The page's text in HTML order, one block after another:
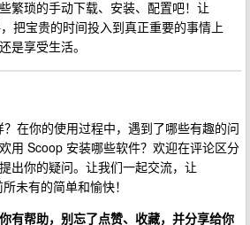
琐的手动下载、安装、配置吧！让
把宝贵的时间投入到真正重要的事情上
享受生活。
在你的使用过程中，遇到了哪些有趣的问
用 Scoop 安装哪些软件？欢迎在评论区分
出你的疑问。让我们一起交流，让
未有的简单和愉快！
有帮助，别忘了点赞、收藏，并分享给你